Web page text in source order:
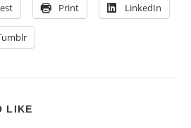
Print LinkedIn
LIKE